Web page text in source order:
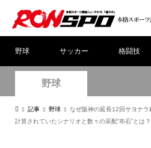
野球 サッカー 格闘技
野球
記事 野球
なぜ阪神の延長12回サヨナ
計算されていたシナリオと数々の采配“布石”とは？